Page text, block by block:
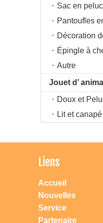
Sac en
Pantoufles
Épingle à
Autre
Doux et
Lit et canapé
Liens
Accueil
Nouvelles
Service
Partenaire